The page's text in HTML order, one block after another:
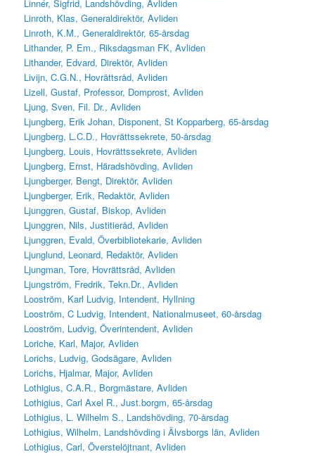
Linnér, Sigfrid, Landshövding, Avliden
Linroth, Klas, Generaldirektör, Avliden
Linroth, K.M., Generaldirektör, 65-årsdag
Lithander, P. Em., Riksdagsman FK, Avliden
Lithander, Edvard, Direktör, Avliden
Livijn, C.G.N., Hovrättsråd, Avliden
Lizell, Gustaf, Professor, Domprost, Avliden
Ljung, Sven, Fil. Dr., Avliden
Ljungberg, Erik Johan, Disponent, St Kopparberg, 65-årsdag
Ljungberg, L.C.D., Hovrättssekrete, 50-årsdag
Ljungberg, Louis, Hovrättssekrete, Avliden
Ljungberg, Ernst, Häradshövding, Avliden
Ljungberger, Bengt, Direktör, Avliden
Ljungberger, Erik, Redaktör, Avliden
Ljunggren, Gustaf, Biskop, Avliden
Ljunggren, Nils, Justitieråd, Avliden
Ljunggren, Evald, Överbibliotekarie, Avliden
Ljunglund, Leonard, Redaktör, Avliden
Ljungman, Tore, Hovrättsråd, Avliden
Ljungström, Fredrik, Tekn.Dr., Avliden
Looström, Karl Ludvig, Intendent, Hyllning
Looström, C Ludvig, Intendent, Nationalmuseet, 60-årsdag
Looström, Ludvig, Överintendent, Avliden
Loriche, Karl, Major, Avliden
Lorichs, Ludvig, Godsägare, Avliden
Lorichs, Hjalmar, Major, Avliden
Lothigius, C.A.R., Borgmästare, Avliden
Lothigius, Carl Axel R., Just.borgm, 65-årsdag
Lothigius, L. Wilhelm S., Landshövding, 70-årsdag
Lothigius, Wilhelm, Landshövding i Älvsborgs län, Avliden
Lothigius, Carl, Överstelöjtnant, Avliden